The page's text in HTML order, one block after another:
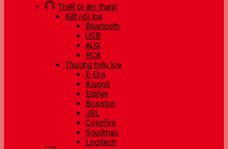
Thiết bị âm thanh
Kết nối loa
Bluetooth
USB
AUX
RCA
Thương hiệu loa
E-Dra
Kisonli
Edifier
Bosston
JBL
Colorfire
Soudmax
Logitech